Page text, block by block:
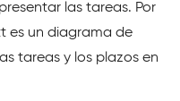
las tareas. Por
es un diagrama de
tareas y los plazos en